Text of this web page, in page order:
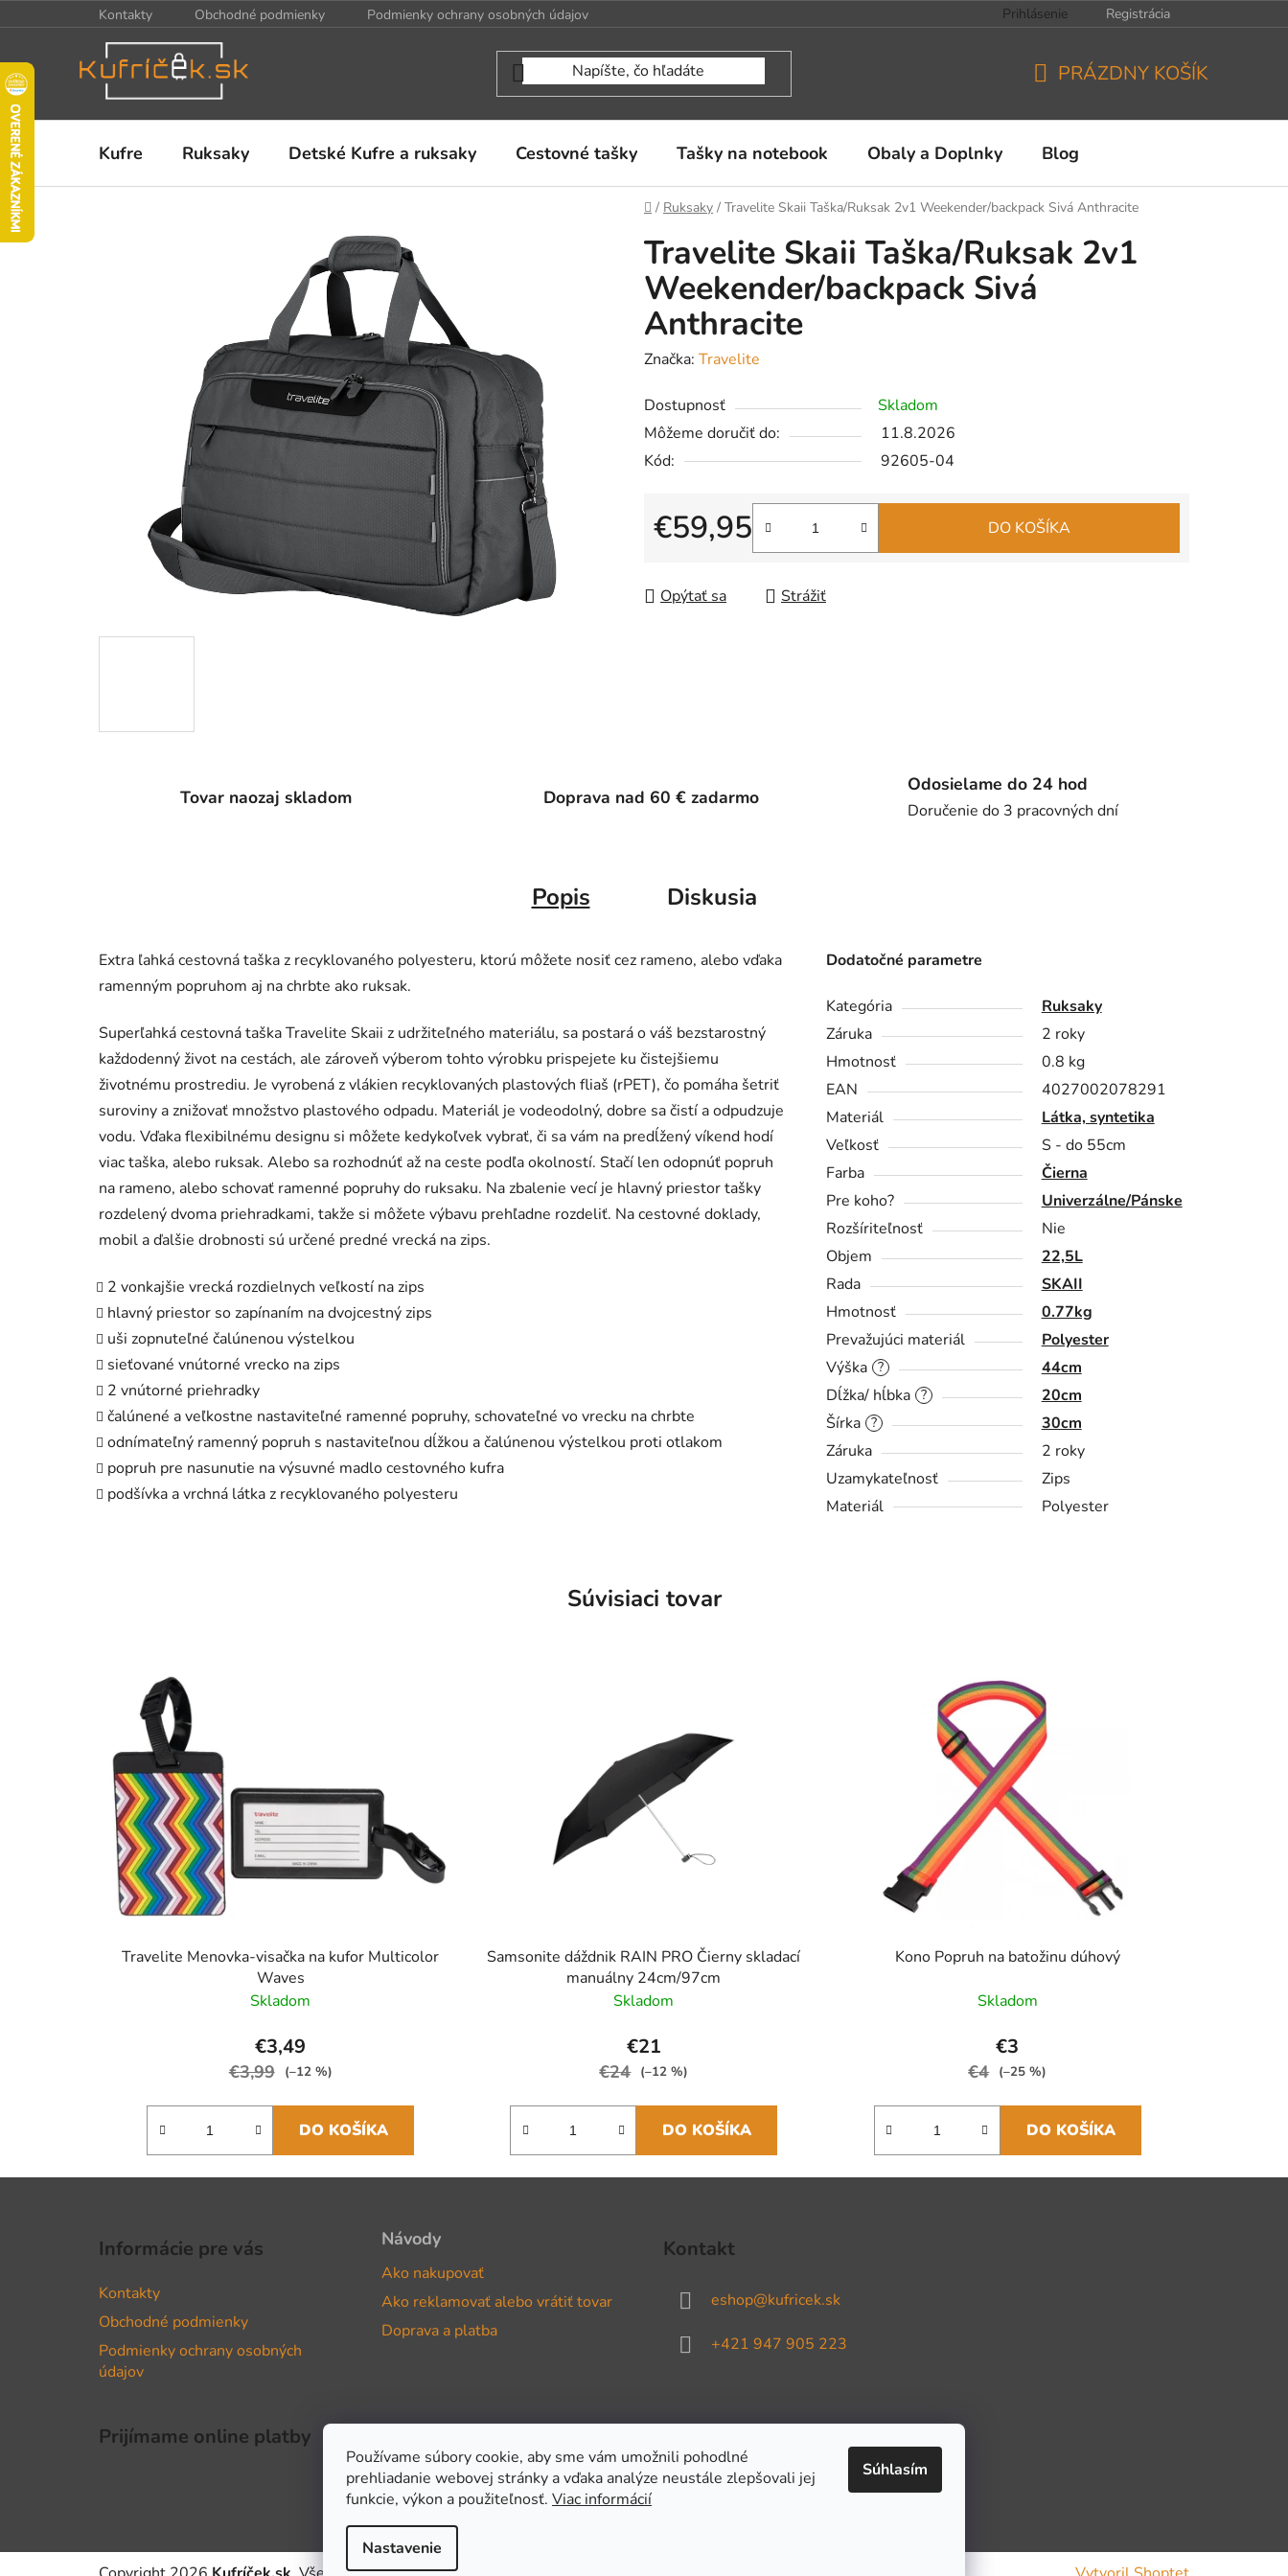
Používame súbory cookie, aby sme vám umožnili pohodlné
prehliadanie webovej stránky a vďaka analýze neustále zlepšovali jej
funkcie, výkon a použiteľnosť. Viac informácií
Nastavenie
Súhlasím
na
Kontakty Obchodné podmienky Podmienky ochrany osobných údajov Prihlásenie Registrácia
KOŠÍK
PRÁZDNY KOŠÍK
Kufre Ruksaky Detské Kufre a ruksaky Cestovné tašky Tašky na notebook Obaly a Doplnky Blog
Domov
/ Ruksaky / Travelite Skaii Taška/Ruksak 2v1 Weekender/backpack Sivá Anthracite
Travelite Skaii Taška/Ruksak 2v1
Weekender/backpack Sivá
Anthracite
Značka: Travelite
Dostupnosť
Skladom
Môžeme doručiť do:
11.8.2026
Kód:
92605-04
€59,95
Jednotková cena:
DO KOŠÍKA
Opýtať sa Strážiť
Tovar naozaj skladom Doprava nad 60 € zadarmo
Odosielame do 24 hod
Doručenie do 3 pracovných dní
Popis Diskusia
Extra ľahká cestovná taška z recyklovaného polyesteru, ktorú môžete nosiť cez rameno, alebo vďaka
ramenným popruhom aj na chrbte ako ruksak.
Superľahká cestovná taška Travelite Skaii z udržiteľného materiálu, sa postará o váš bezstarostný
každodenný život na cestách, ale zároveň výberom tohto výrobku prispejete ku čistejšiemu
životnému prostrediu. Je vyrobená z vlákien recyklovaných plastových fliaš (rPET), čo pomáha šetriť
suroviny a znižovať množstvo plastového odpadu. Materiál je vodeodolný, dobre sa čistí a odpudzuje
vodu. Vďaka flexibilnému designu si môžete kedykoľvek vybrať, či sa vám na predĺžený víkend hodí
viac taška, alebo ruksak. Alebo sa rozhodnúť až na ceste podľa okolností. Stačí len odopnúť popruh
na rameno, alebo schovať ramenné popruhy do ruksaku. Na zbalenie vecí je hlavný priestor tašky
rozdelený dvoma priehradkami, takže si môžete výbavu prehľadne rozdeliť. Na cestovné doklady,
mobil a ďalšie drobnosti sú určené predné vrecká na zips.
2 vonkajšie vrecká rozdielnych veľkostí na zips
hlavný priestor so zapínaním na dvojcestný zips
uši zopnuteľné čalúnenou výstelkou
sieťované vnútorné vrecko na zips
2 vnútorné priehradky
čalúnené a veľkostne nastaviteľné ramenné popruhy, schovateľné vo vrecku na chrbte
odnímateľný ramenný popruh s nastaviteľnou dĺžkou a čalúnenou výstelkou proti otlakom
popruh pre nasunutie na výsuvné madlo cestovného kufra
podšívka a vrchná látka z recyklovaného polyesteru
Dodatočné parametre
Kategória
Ruksaky
Záruka
2 roky
Hmotnosť
0.8 kg
EAN
4027002078291
Materiál
Látka, syntetika
Veľkosť
S - do 55cm
Farba
Čierna
Pre koho?
Univerzálne/Pánske
Rozšíriteľnosť
Nie
Objem
22,5L
Rada
SKAII
Hmotnosť
0.77kg
Prevažujúci materiál
Polyester
?
Výška 44cm
?
Dĺžka/ hĺbka 20cm
?
Šírka
30cm
Záruka
2 roky
Uzamykateľnosť
Zips
Materiál
Polyester
Súvisiaci tovar
Travelite Menovka-visačka na kufor Multicolor
Waves
Skladom
€3,49
€3,99 (–12 %)
DO KOŠÍKA
Samsonite dáždnik RAIN PRO Čierny skladací
manuálny 24cm/97cm
Skladom
€21
€24 (–12 %)
DO KOŠÍKA
Kono Popruh na batožinu dúhový
Skladom
€3
€4 (–25 %)
DO KOŠÍKA
Informácie pre vás
Kontakty
Obchodné podmienky
Podmienky ochrany osobných
údajov
Návody
Ako nakupovať
Ako reklamovať alebo vrátiť tovar
Doprava a platba
Kontakt
eshop@kufricek.sk
+421 947 905 223
Prijímame online platby